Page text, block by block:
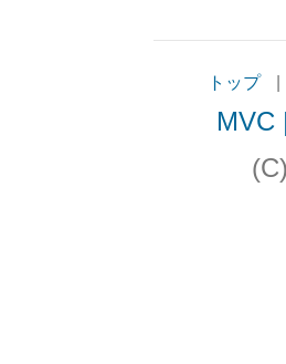
トップ
MVC